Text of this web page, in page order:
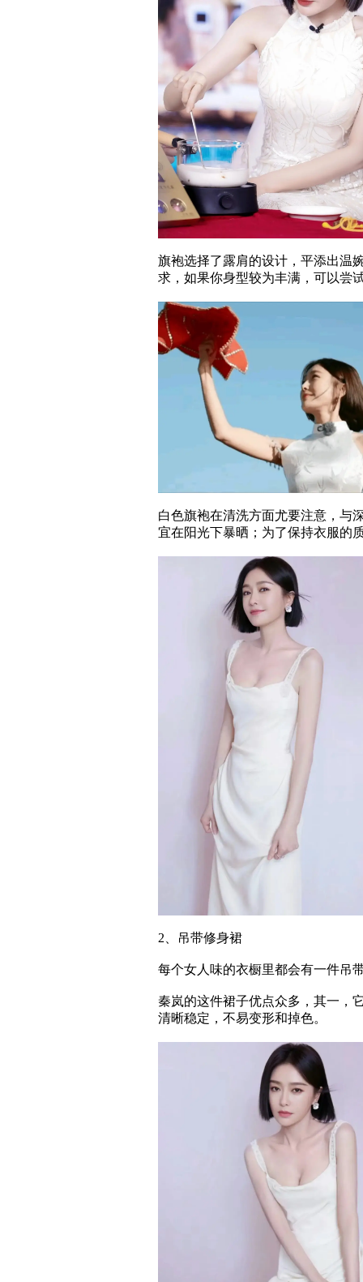
旗袍选择了露肩的设计，平添出温
求，如果你身型较为丰满，可以尝
白色旗袍在清洗方面尤要注意，与
宜在阳光下暴晒；为了保持衣服的
2、吊带修身裙
每个女人味的衣橱里都会有一件吊
秦岚的这件裙子优点众多，其一，
清晰稳定，不易变形和掉色。